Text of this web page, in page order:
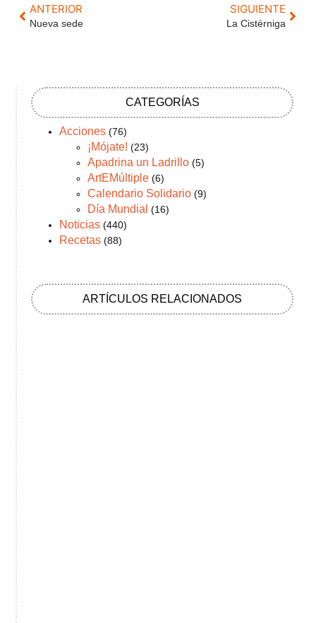
ANTERIOR
Nueva sede
SIGUIENTE
La Cistérniga
CATEGORÍAS
Acciones (76)
¡Mójate! (23)
Apadrina un Ladrillo (5)
ArtEMúltiple (6)
Calendario Solidario (9)
Día Mundial (16)
Noticias (440)
Recetas (88)
ARTÍCULOS RELACIONADOS